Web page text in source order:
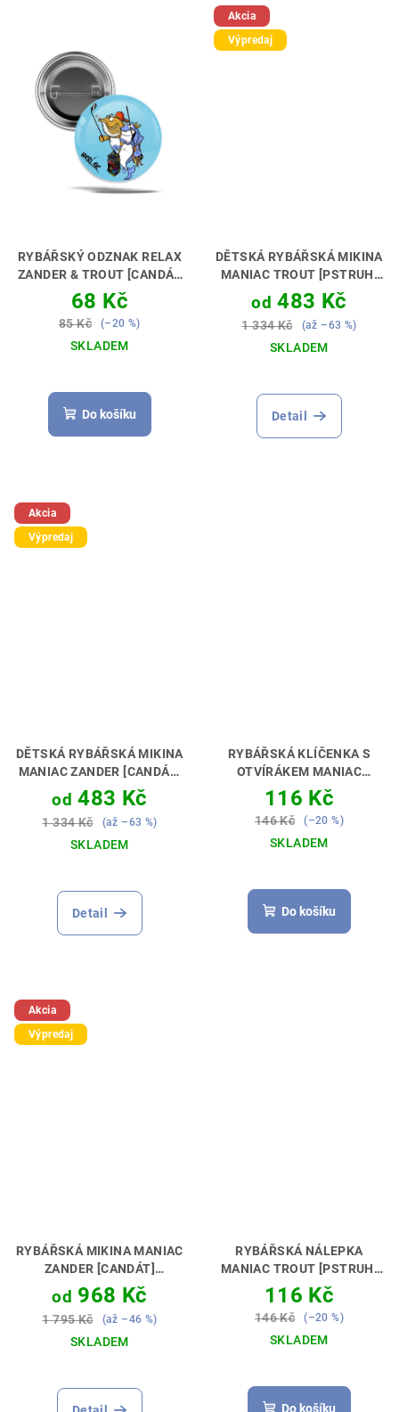
RYBÁŘSKÝ ODZNAK RELAX
ZANDER & TROUT [CANDÁT
A PSTRUH] MALÝ ODZNAK –
VELKÁ RADOST 🎖😊🎣
68 Kč
85 Kč (–20 %)
SKLADEM
Do košíku
Akcia
Výpredaj
DĚTSKÁ RYBÁŘSKÁ MIKINA
MANIAC TROUT [PSTRUH]
PERFEKTNÍ DÁREK PRO
MALÉHO MUŠKÁŘE🎁💝
od 483 Kč
1 334 Kč (až –63 %)
SKLADEM
Detail
Akcia
Výpredaj
DĚTSKÁ RYBÁŘSKÁ MIKINA
MANIAC ZANDER [CANDÁT]
PERFEKTNÍ DÁREK PRO
MALÉHO LOVCE🎁💝
od 483 Kč
1 334 Kč (až –63 %)
SKLADEM
Detail
RYBÁŘSKÁ KLÍČENKA S
OTVÍRÁKEM MANIAC
ZANDER [CANDÁT]
PERFEKTNÍ DÁREK PRO
RYBÁŘE 🎣🎁
116 Kč
146 Kč (–20 %)
SKLADEM
Do košíku
Akcia
Výpredaj
RYBÁŘSKÁ MIKINA MANIAC
ZANDER [CANDÁT]
PERFEKTNÍ DÁREK PRO
PŘÍVLAČAŘE 🎣🎁
od 968 Kč
1 795 Kč (až –46 %)
SKLADEM
hodnocení
produktu
RYBÁŘSKÁ NÁLEPKA
MANIAC TROUT [PSTRUH]
AŤ MÁŠ DOKONALÉ AUTO 🚗
🎣
116 Kč
146 Kč (–20 %)
SKLADEM
Do košíku